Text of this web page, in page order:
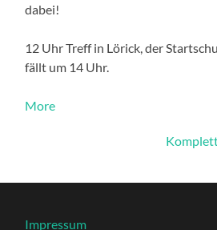
dabei!
12 Uhr Treff in Lörick, der
fällt um 14 Uhr.
Moreabout
Impressum